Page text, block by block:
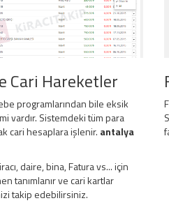
Cari Hareketler
programlarından bile eksik
vardır. Sistemdeki tüm para
cari hesaplara işlenir. antalya
daire, bina, Fatura vs... için
tanımlanır ve cari kartlar
takip edebilirsiniz.